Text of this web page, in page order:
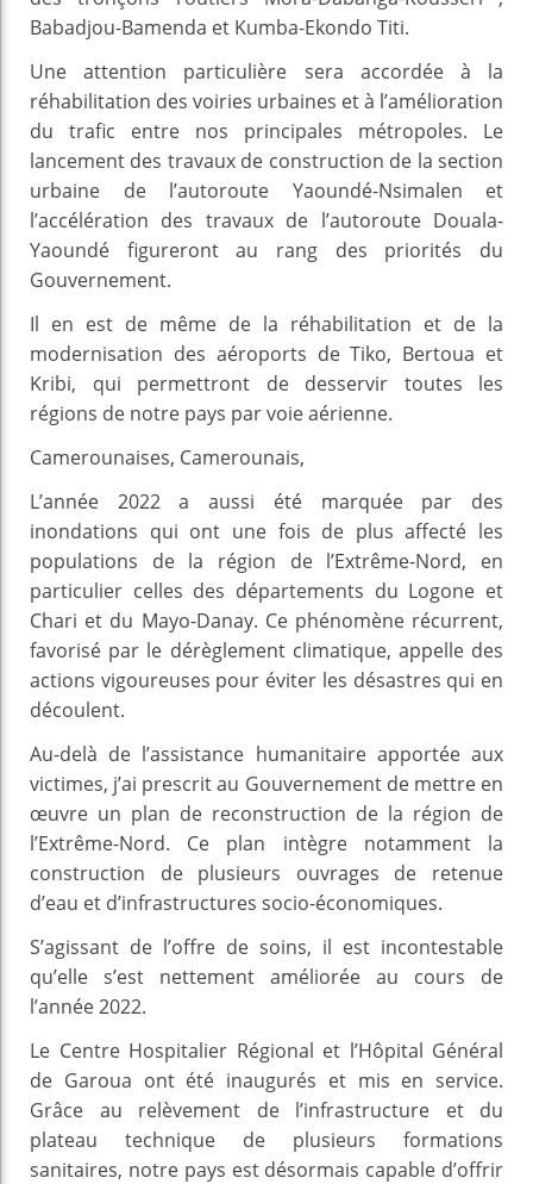
Babadjou-Bamenda et Kumba-Ekondo Titi.
Une attention particulière sera accordée à la
réhabilitation des voiries urbaines et à l’amélioration
du trafic entre nos principales métropoles. Le
lancement des travaux de construction de la section
urbaine de l’autoroute Yaoundé-Nsimalen et
l’accélération des travaux de l’autoroute Douala-
Yaoundé figureront au rang des priorités du
Gouvernement.
Il en est de même de la réhabilitation et de la
modernisation des aéroports de Tiko, Bertoua et
Kribi, qui permettront de desservir toutes les
régions de notre pays par voie aérienne.
Camerounaises, Camerounais,
L’année 2022 a aussi été marquée par des
inondations qui ont une fois de plus affecté les
populations de la région de l’Extrême-Nord, en
particulier celles des départements du Logone et
Chari et du Mayo-Danay. Ce phénomène récurrent,
favorisé par le dérèglement climatique, appelle des
actions vigoureuses pour éviter les désastres qui en
découlent.
Au-delà de l’assistance humanitaire apportée aux
victimes, j’ai prescrit au Gouvernement de mettre en
œuvre un plan de reconstruction de la région de
l’Extrême-Nord. Ce plan intègre notamment la
construction de plusieurs ouvrages de retenue
d’eau et d’infrastructures socio-économiques.
S’agissant de l’offre de soins, il est incontestable
qu’elle s’est nettement améliorée au cours de
l’année 2022.
Le Centre Hospitalier Régional et l’Hôpital Général
de Garoua ont été inaugurés et mis en service.
Grâce au relèvement de l’infrastructure et du
plateau technique de plusieurs formations
sanitaires, notre pays est désormais capable d’offrir